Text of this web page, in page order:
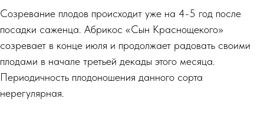
Созревание плодов происходит уже на 4-5 год после
посадки саженца. Абрикос «Сын Краснощекого»
созревает в конце июля и продолжает радовать своими
плодами в начале третьей декады этого месяца.
Периодичность плодоношения данного сорта
нерегулярная.